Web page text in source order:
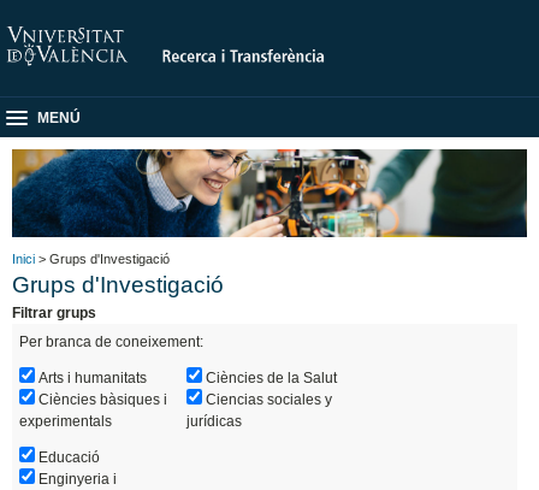
MENÚ
Inici > Grups d'Investigació
Grups d'Investigació
Filtrar grups
Per branca de coneixement:
Arts i humanitats
Ciències bàsiques i
experimentals
Ciències de la Salut
Ciencias sociales y
jurídicas
Educació
Enginyeria i